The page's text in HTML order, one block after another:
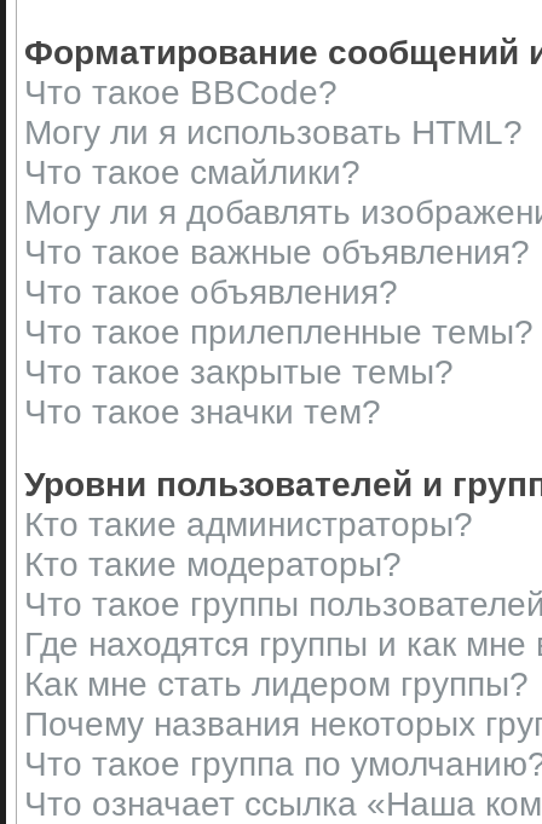
Форматирование сообщений
Что такое BBCode?
Могу ли я использовать HTML?
Что такое смайлики?
Могу ли я добавлять
Что такое важные объявления?
Что такое объявления?
Что такое прилепленные темы?
Что такое закрытые темы?
Что такое значки тем?
Уровни пользователей и
Кто такие администраторы?
Кто такие модераторы?
Что такое группы
Где находятся группы и как мне
Как мне стать лидером группы?
Почему названия некоторых
Что такое группа по
Что означает ссылка «Наша